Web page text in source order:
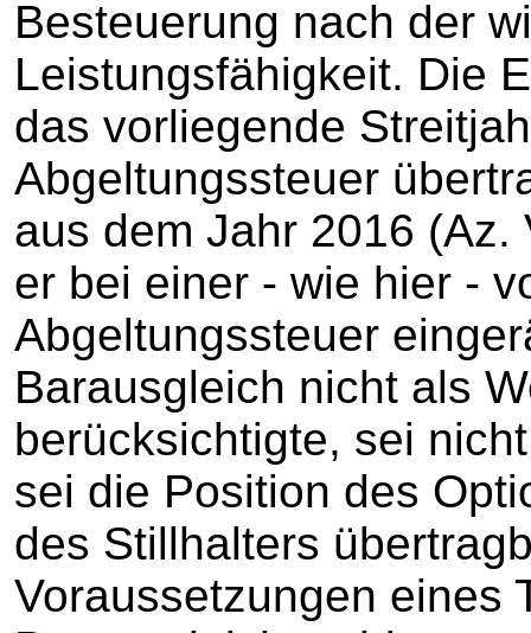
Besteuerung nach der
Leistungsfähigkeit. Die
das vorliegende
Abgeltungssteuer
aus dem Jahr 2016
er bei einer - wie hier -
Abgeltungssteuer
Barausgleich nicht als
berücksichtigte, sei
sei die Position des
des Stillhalters
Voraussetzungen eines